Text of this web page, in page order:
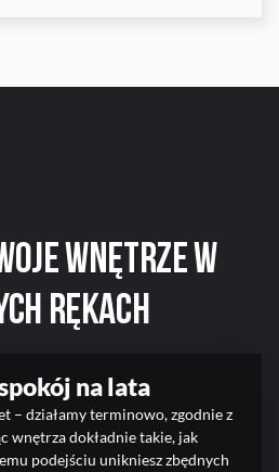
wnętrze w
rękach
na lata
– działamy terminowo, zgodnie z
wnętrza dokładnie takie, jak
podejściu unikniesz zbędnych